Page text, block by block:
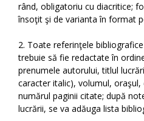
rând, obligatoriu cu diacritice;
însoţit şi de varianta în format
2. Toate referinţele
trebuie să fie redactate în
prenumele autorului, titlul
caracter italic), volumul,
numărul paginii citate; după
lucrării, se va adăuga lista